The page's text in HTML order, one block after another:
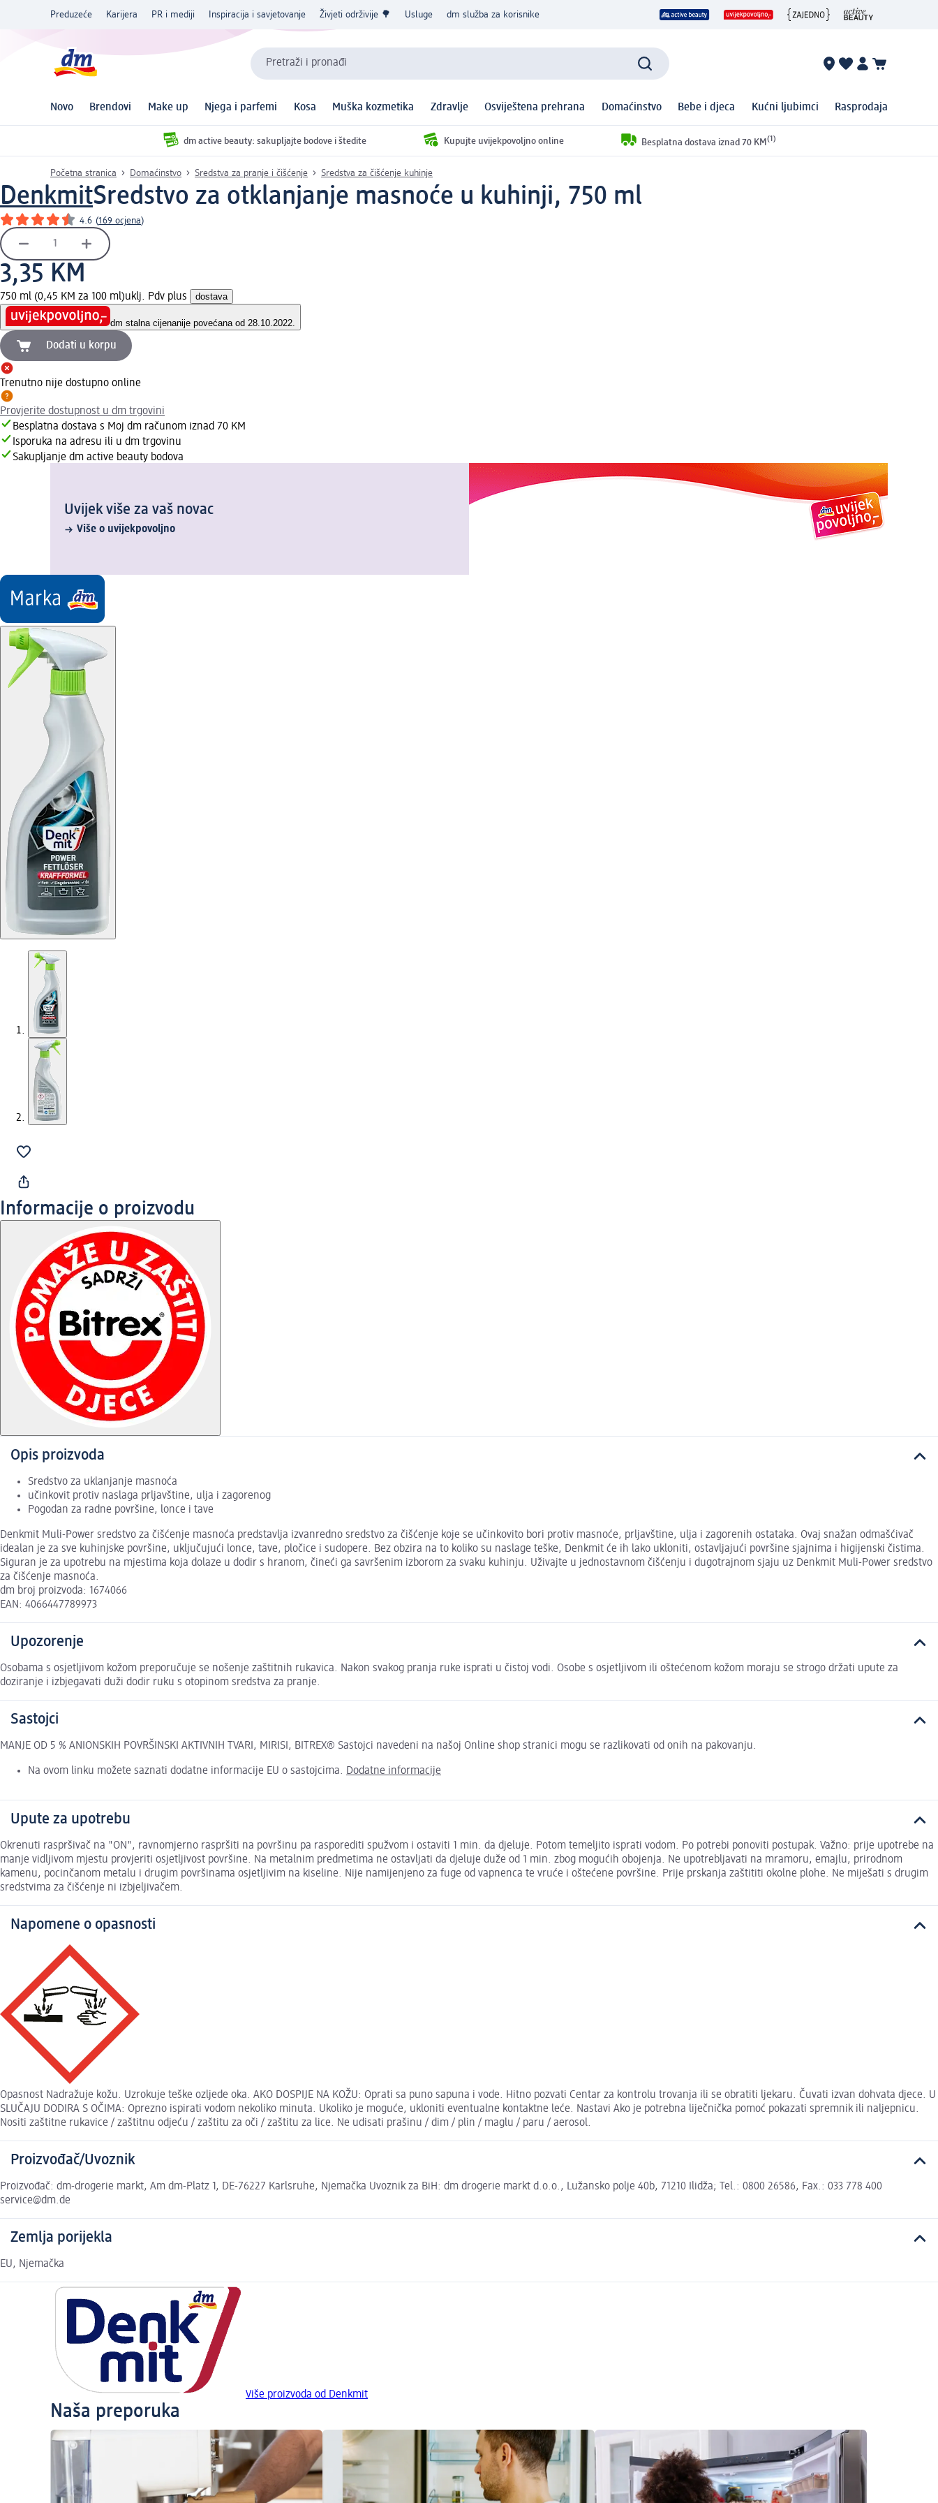
Preduzeće Karijera PR i mediji Inspiracija i savjetovanje Živjeti održivije 🌳 Usluge dm služba za korisnike
Pretraži i pronađi
Novo Brendovi Make up Njega i parfemi Kosa Muška kozmetika Zdravlje Osviještena prehrana Domaćinstvo Bebe i djeca Kućni ljubimci Rasprodaja
dm active beauty: sakupljajte bodove i štedite Kupujte uvijekpovoljno online Besplatna dostava iznad 70 KM (1)
Početna stranica Domaćinstvo Sredstva za pranje i čišćenje Sredstva za čišćenje kuhinje
DenkmitSredstvo za otklanjanje masnoće u kuhinji, 750 ml
4.6 (169 ocjena)
3,35 KM
750 ml (0,45 KM za 100 ml)uklj. Pdv plus dostava
dm stalna cijenanije povećana od 28.10.2022.
Dodati u korpu
Trenutno nije dostupno online
Provjerite dostupnost u dm trgovini
Besplatna dostava s Moj dm računom iznad 70 KM
Isporuka na adresu ili u dm trgovinu
Sakupljanje dm active beauty bodova
Uvijek više za vaš novac
Više o uvijekpovoljno
Informacije o proizvodu
Opis proizvoda
Sredstvo za uklanjanje masnoća
učinkovit protiv naslaga prljavštine, ulja i zagorenog
Pogodan za radne površine, lonce i tave
Denkmit Muli-Power sredstvo za čišćenje masnoća predstavlja izvanredno sredstvo za čišćenje koje se učinkovito bori protiv masnoće, prljavštine, ulja i zagorenih ostataka. Ovaj snažan odmašćivač
idealan je za sve kuhinjske površine, uključujući lonce, tave, pločice i sudopere. Bez obzira na to koliko su naslage teške, Denkmit će ih lako ukloniti, ostavljajući površine sjajnima i higijenski čistima.
Siguran je za upotrebu na mjestima koja dolaze u dodir s hranom, čineći ga savršenim izborom za svaku kuhinju. Uživajte u jednostavnom čišćenju i dugotrajnom sjaju uz Denkmit Muli-Power sredstvo
za čišćenje masnoća.
dm broj proizvoda: 1674066
EAN: 4066447789973
Upozorenje
Osobama s osjetljivom kožom preporučuje se nošenje zaštitnih rukavica. Nakon svakog pranja ruke isprati u čistoj vodi. Osobe s osjetljivom ili oštećenom kožom moraju se strogo držati upute za
doziranje i izbjegavati duži dodir ruku s otopinom sredstva za pranje.
Sastojci
MANJE OD 5 % ANIONSKIH POVRŠINSKI AKTIVNIH TVARI, MIRISI, BITREX® Sastojci navedeni na našoj Online shop stranici mogu se razlikovati od onih na pakovanju.
Na ovom linku možete saznati dodatne informacije EU o sastojcima. Dodatne informacije
Upute za upotrebu
Okrenuti raspršivač na "ON", ravnomjerno raspršiti na površinu pa rasporediti spužvom i ostaviti 1 min. da djeluje. Potom temeljito isprati vodom. Po potrebi ponoviti postupak. Važno: prije upotrebe na
manje vidljivom mjestu provjeriti osjetljivost površine. Na metalnim predmetima ne ostavljati da djeluje duže od 1 min. zbog mogućih obojenja. Ne upotrebljavati na mramoru, emajlu, prirodnom
kamenu, pocinčanom metalu i drugim površinama osjetljivim na kiseline. Nije namijenjeno za fuge od vapnenca te vruće i oštećene površine. Prije prskanja zaštititi okolne plohe. Ne miješati s drugim
sredstvima za čišćenje ni izbjeljivačem.
Napomene o opasnosti
Opasnost Nadražuje kožu. Uzrokuje teške ozljede oka. AKO DOSPIJE NA KOŽU: Oprati sa puno sapuna i vode. Hitno pozvati Centar za kontrolu trovanja ili se obratiti ljekaru. Čuvati izvan dohvata djece. U
SLUČAJU DODIRA S OČIMA: Oprezno ispirati vodom nekoliko minuta. Ukoliko je moguće, ukloniti eventualne kontaktne leće. Nastavi Ako je potrebna liječnička pomoć pokazati spremnik ili naljepnicu.
Nositi zaštitne rukavice / zaštitnu odjeću / zaštitu za oči / zaštitu za lice. Ne udisati prašinu / dim / plin / maglu / paru / aerosol.
Proizvođač/Uvoznik
Proizvođač: dm-drogerie markt, Am dm-Platz 1, DE-76227 Karlsruhe, Njemačka Uvoznik za BiH: dm drogerie markt d.o.o., Lužansko polje 40b, 71210 Ilidža; Tel.: 0800 26586, Fax.: 033 778 400
service@dm.de
Zemlja porijekla
EU, Njemačka
Više proizvoda od Denkmit
Naša preporuka